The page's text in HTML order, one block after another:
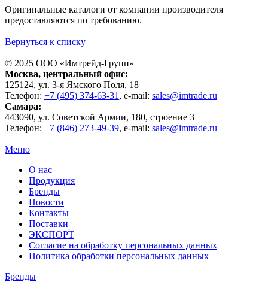
Оригинальные каталоги от компании производителя
предоставляются по требованию.
Вернуться к списку
© 2025 ООО «Имтрейд-Групп»
Москва, центральный офис:
125124, ул. 3-я Ямского Поля, 18
Телефон: +7 (495) 374-63-31 , e-mail: sales@imtrade.ru
Самара:
443090, ул. Советской Армии, 180, строение 3
Телефон: +7 (846) 273-49-39, e-mail: sales@imtrade.ru
Меню
О нас
Продукция
Бренды
Новости
Контакты
Поставки
ЭКСПОРТ
Согласие на обработку персональных данных
Политика обработки персональных данных
Бренды